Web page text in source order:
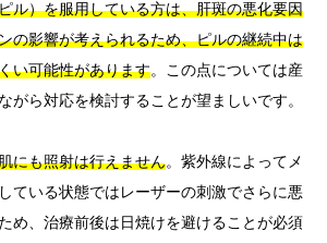
ル）を服用している方は、肝斑の悪化要因
の影響が考えられるため、ピルの継続中は
い可能性があります。この点については産
がら対応を検討することが望ましいです。
にも照射は行えません。紫外線によってメ
ている状態ではレーザーの刺激でさらに悪
め、治療前後は日焼けを避けることが必須